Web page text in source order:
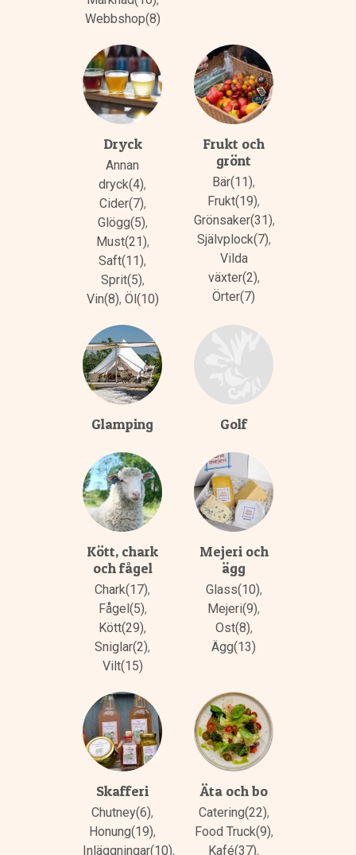
Webbshop(8)
Dryck
Annan
dryck(4),
Cider(7),
Glögg(5),
Must(21),
Saft(11),
Sprit(5),
Vin(8), Öl(10)
Frukt och
grönt
Bär(11),
Frukt(19),
Grönsaker(31),
Självplock(7),
Vilda
växter(2),
Örter(7)
Glamping Golf
Kött, chark
och fågel
Chark(17),
Fågel(5),
Kött(29),
Sniglar(2),
Vilt(15)
Mejeri och
ägg
Glass(10),
Mejeri(9),
Ost(8),
Ägg(13)
Skafferi
Chutney(6),
Honung(19),
Inläggningar(10),
Äta och bo
Catering(22),
Food Truck(9),
Kafé(37),